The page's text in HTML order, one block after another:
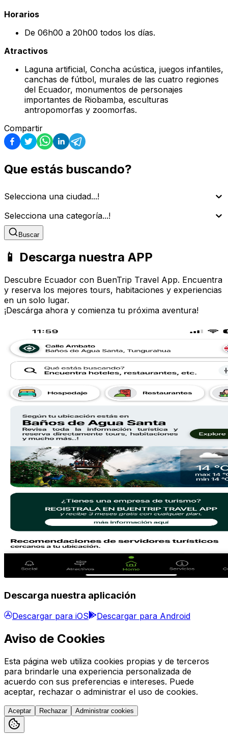
Horarios
De 06h00 a 20h00 todos los días.
Atractivos
Laguna artificial, Concha acústica, juegos infantiles,
canchas de fútbol, murales de las cuatro regiones
del Ecuador, monumentos de personajes
importantes de Riobamba, esculturas
antropomorfas y zoomorfas.
Compartir
Que estás buscando?
Selecciona una ciudad...!
Selecciona una categoría...!
Buscar
📱 Descarga nuestra APP
Descubre Ecuador con BuenTrip Travel App. Encuentra
y reserva los mejores tours, habitaciones y experiencias
en un solo lugar.
¡Descárga ahora y comienza tu próxima aventura!
Descarga nuestra aplicación
Descargar para iOS Descargar para Android
Aviso de Cookies
Esta página web utiliza cookies propias y de terceros
para brindarle una experiencia personalizada de
acuerdo con sus preferencias e intereses. Puede
aceptar, rechazar o administrar el uso de cookies.
Aceptar Rechazar Administrar cookies